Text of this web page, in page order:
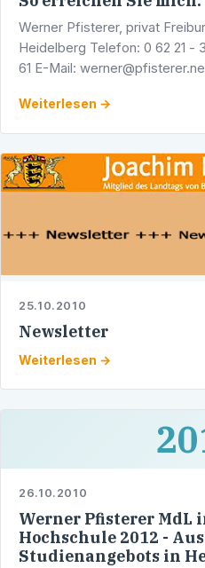
Werner Pfisterer, privat
Heidelberg Telefon: 0 62 21 -
61 E-Mail:
Weiterlesen →
25.10.2010
Newsletter
Weiterlesen →
26.10.2010
Werner Pfisterer
Hochschule 2012 -
Studienangebots in